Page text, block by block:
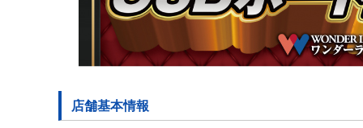
店舗基本情報